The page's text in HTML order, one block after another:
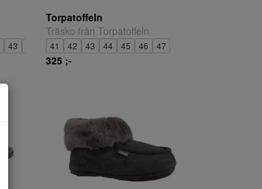
43 45 46 47
Torpatoffeln
Träsko från Torpatoffeln
41 42 43 44 45 46 47
325 ;-